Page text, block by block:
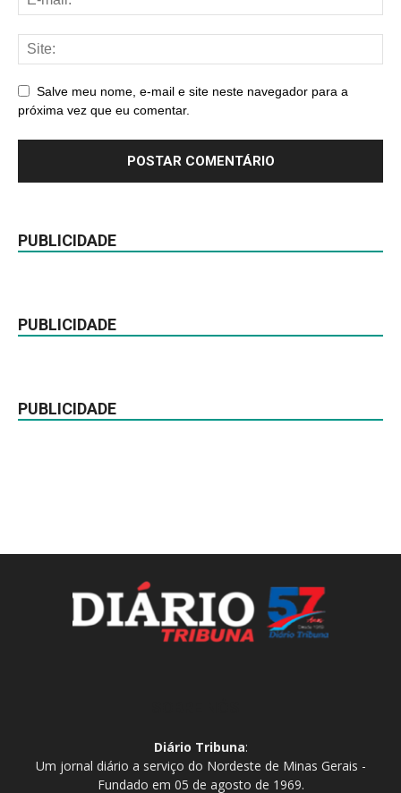
Salve meu nome, e-mail e site neste navegador para a
próxima vez que eu comentar.
PUBLICIDADE
PUBLICIDADE
PUBLICIDADE
Diário Tribuna:
Um jornal diário a serviço do Nordeste de Minas Gerais -
Fundado em 05 de agosto de 1969.